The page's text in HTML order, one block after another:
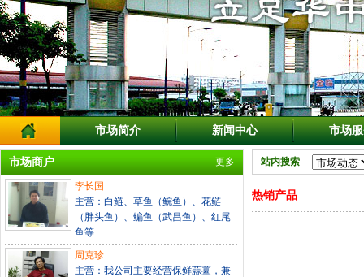
市场简介 新闻中心 市场
市场商户 更多
李长国
主营：白鲢、草鱼（鲩鱼）、花鲢
（胖头鱼）、鳊鱼（武昌鱼）、红尾
鱼等
周克珍
主营：我公司主要经营保鲜蒜薹，兼
站内搜索
热销产品